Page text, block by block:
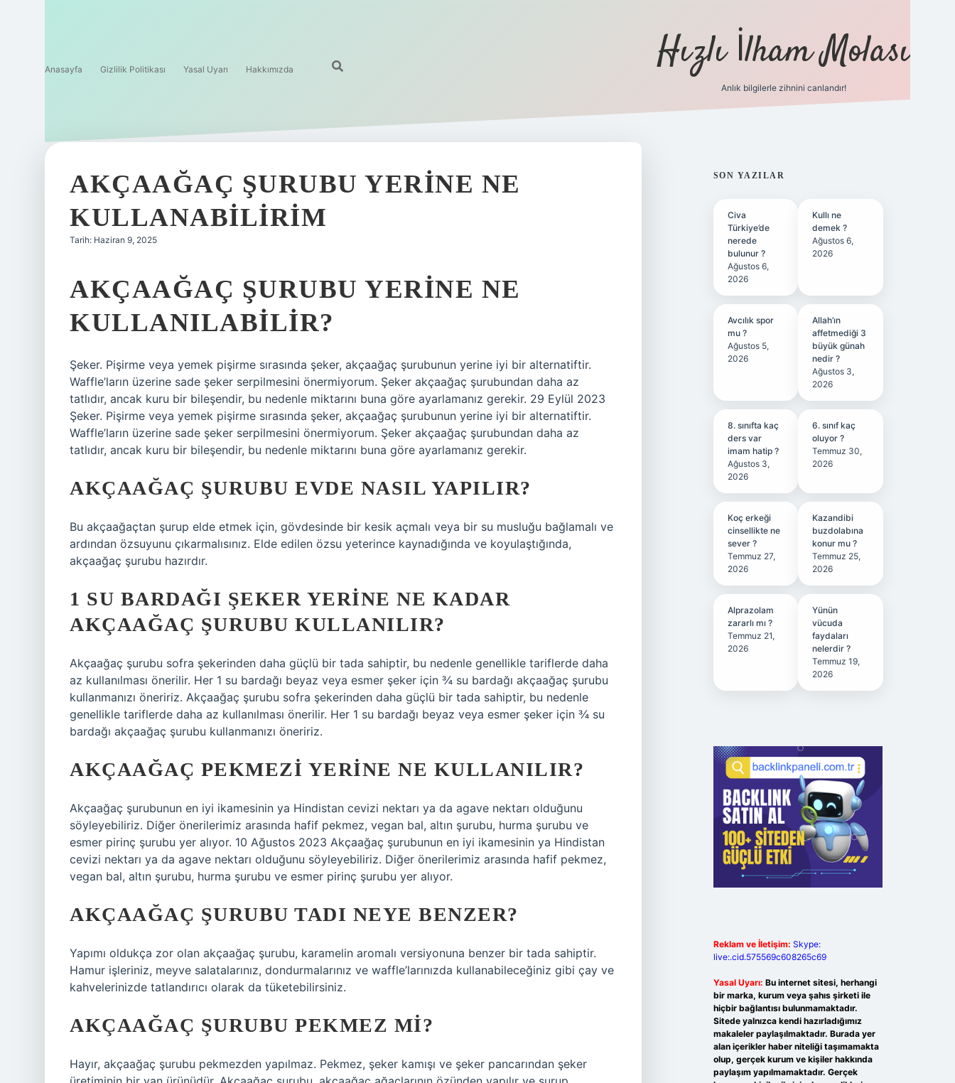
Anasayfa Gizlilik Politikası Yasal Uyarı Hakkımızda Hızlı İlham Molası
Anlık bilgilerle zihnini canlandır!
AKÇAAĞAÇ ŞURUBU YERINE NE
KULLANABILIRIM
Tarih: Haziran 9, 2025
AKÇAAĞAÇ ŞURUBU YERINE NE
KULLANILABILIR?
Şeker. Pişirme veya yemek pişirme sırasında şeker, akçaağaç şurubunun yerine iyi bir alternatiftir.
Waffle’ların üzerine sade şeker serpilmesini önermiyorum. Şeker akçaağaç şurubundan daha az
tatlıdır, ancak kuru bir bileşendir, bu nedenle miktarını buna göre ayarlamanız gerekir. 29 Eylül 2023
Şeker. Pişirme veya yemek pişirme sırasında şeker, akçaağaç şurubunun yerine iyi bir alternatiftir.
Waffle’ların üzerine sade şeker serpilmesini önermiyorum. Şeker akçaağaç şurubundan daha az
tatlıdır, ancak kuru bir bileşendir, bu nedenle miktarını buna göre ayarlamanız gerekir.
AKÇAAĞAÇ ŞURUBU EVDE NASIL YAPILIR?
Bu akçaağaçtan şurup elde etmek için, gövdesinde bir kesik açmalı veya bir su musluğu bağlamalı ve
ardından özsuyunu çıkarmalısınız. Elde edilen özsu yeterince kaynadığında ve koyulaştığında,
akçaağaç şurubu hazırdır.
1 SU BARDAĞI ŞEKER YERINE NE KADAR
AKÇAAĞAÇ ŞURUBU KULLANILIR?
Akçaağaç şurubu sofra şekerinden daha güçlü bir tada sahiptir, bu nedenle genellikle tariflerde daha
az kullanılması önerilir. Her 1 su bardağı beyaz veya esmer şeker için ¾ su bardağı akçaağaç şurubu
kullanmanızı öneririz. Akçaağaç şurubu sofra şekerinden daha güçlü bir tada sahiptir, bu nedenle
genellikle tariflerde daha az kullanılması önerilir. Her 1 su bardağı beyaz veya esmer şeker için ¾ su
bardağı akçaağaç şurubu kullanmanızı öneririz.
AKÇAAĞAÇ PEKMEZI YERINE NE KULLANILIR?
Akçaağaç şurubunun en iyi ikamesinin ya Hindistan cevizi nektarı ya da agave nektarı olduğunu
söyleyebiliriz. Diğer önerilerimiz arasında hafif pekmez, vegan bal, altın şurubu, hurma şurubu ve
esmer pirinç şurubu yer alıyor. 10 Ağustos 2023 Akçaağaç şurubunun en iyi ikamesinin ya Hindistan
cevizi nektarı ya da agave nektarı olduğunu söyleyebiliriz. Diğer önerilerimiz arasında hafif pekmez,
vegan bal, altın şurubu, hurma şurubu ve esmer pirinç şurubu yer alıyor.
AKÇAAĞAÇ ŞURUBU TADI NEYE BENZER?
Yapımı oldukça zor olan akçaağaç şurubu, karamelin aromalı versiyonuna benzer bir tada sahiptir.
Hamur işleriniz, meyve salatalarınız, dondurmalarınız ve waffle’larınızda kullanabileceğiniz gibi çay ve
kahvelerinizde tatlandırıcı olarak da tüketebilirsiniz.
AKÇAAĞAÇ ŞURUBU PEKMEZ MI?
Hayır, akçaağaç şurubu pekmezden yapılmaz. Pekmez, şeker kamışı ve şeker pancarından şeker
SIDEBAR
SON YAZILAR
Civa
Türkiye’de
nerede
bulunur ?
Ağustos 6,
2026
Kullı ne
demek ?
Ağustos 6,
2026
Avcılık spor
mu ?
Ağustos 5,
2026
Allah’ın
affetmediği 3
büyük günah
nedir ?
Ağustos 3,
2026
8. sınıfta kaç
ders var
imam hatip ?
Ağustos 3,
2026
6. sınıf kaç
oluyor ?
Temmuz 30,
2026
Koç erkeği
cinsellikte ne
sever ?
Temmuz 27,
2026
Kazandibi
buzdolabına
konur mu ?
Temmuz 25,
2026
Alprazolam
zararlı mı ?
Temmuz 21,
2026
Yünün
vücuda
faydaları
nelerdir ?
Temmuz 19,
2026
Reklam ve İletişim: Skype:
live:.cid.575569c608265c69
Yasal Uyarı: Bu internet sitesi, herhangi
bir marka, kurum veya şahıs şirketi ile
hiçbir bağlantısı bulunmamaktadır.
Sitede yalnızca kendi hazırladığımız
makaleler paylaşılmaktadır. Burada yer
alan içerikler haber niteliği taşımamakta
olup, gerçek kurum ve kişiler hakkında
paylaşım yapılmamaktadır. Gerçek